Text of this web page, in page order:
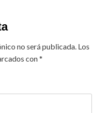
no será publicada. Los
con*